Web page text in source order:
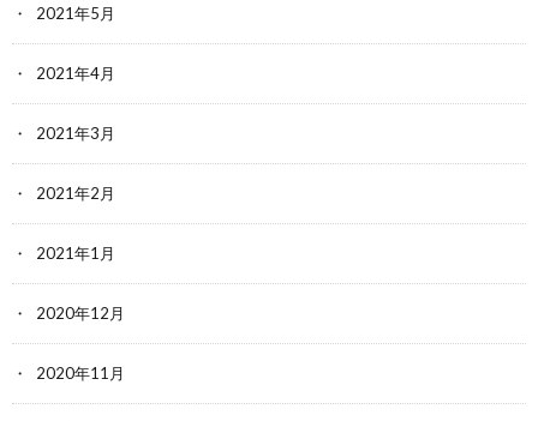
2021年5月
2021年4月
2021年3月
2021年2月
2021年1月
2020年12月
2020年11月